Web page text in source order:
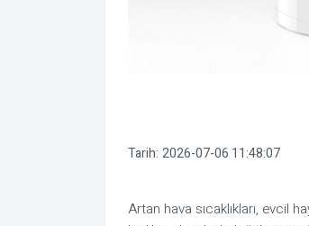
Tarih: 2026-07-06 11:48:07
Artan hava sıcaklıkları, evcil